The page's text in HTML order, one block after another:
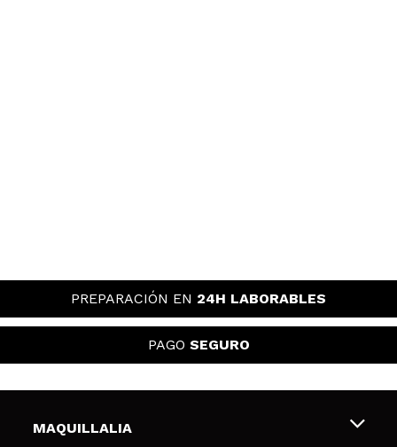
PREPARACIÓN EN 24H LABORABLES
PAGO SEGURO
MAQUILLALIA